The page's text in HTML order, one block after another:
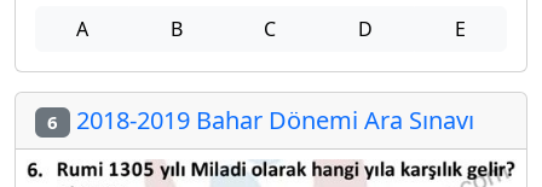
A B C D E
6 2018-2019 Bahar Dönemi Ara Sınavı